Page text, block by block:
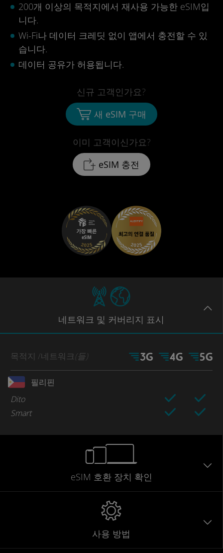
200개 이상의 목적지에서 재사용 가능한 eSIM입
니다.
Wi-Fi나 데이터 크레딧 없이 앱에서 충전할 수 있
습니다.
데이터 공유가 허용됩니다.
이미 고객이신가요?
eSIM 충전
신규 고객인가요?
새 eSIM 구매
네트워크 및 커버리지 표시
목적지 /네트워크(들)
필리핀
Dito
Smart
eSIM 호환 장치 확인
사용 방법